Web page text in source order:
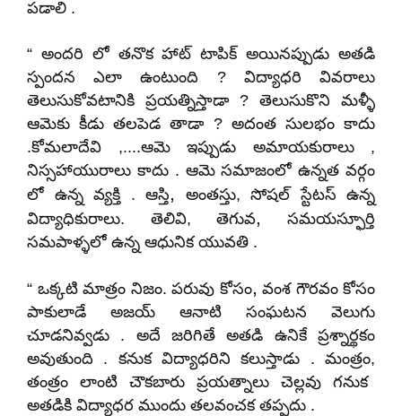
పడాలి .
“ అందరి లో తనొక హాట్ టాపిక్ అయినప్పుడు అతడి
స్పందన ఎలా ఉంటుంది ? విద్యాధరి వివరాలు
తెలుసుకోవటానికి ప్రయత్నిస్తాడా ? తెలుసుకొని మళ్ళీ
ఆమెకు కీడు తలపెడ తాడా ? అదంత సులభం కాదు
.కోమలాదేవి ,....ఆమె ఇప్పుడు అమాయకురాలు ,
నిస్సహాయురాలు కాదు . ఆమె సమాజంలో ఉన్నత వర్గం
లో ఉన్న వ్యక్తి . ఆస్తి, అంతస్తు, సోషల్ స్టేటస్ ఉన్న
విద్యాధికురాలు. తెలివి, తెగువ,
సమయస్ఫూర్తి
సమపాళ్ళలో ఉన్న ఆధునిక యువతి .
“ ఒక్కటి మాత్రం నిజం. పరువు కోసం, వంశ గౌరవం కోసం
పాకులాడే అజయ్ ఆనాటి సంఘటన వెలుగు
చూడనివ్వడు . అదే జరిగితే అతడి ఉనికే ప్రశ్నార్థకం
అవుతుంది . కనుక విద్యాధరిని కలుస్తాడు . మంత్రం,
తంత్రం లాంటి చౌకబారు ప్రయత్నాలు చెల్లవు గనుక
అతడికి విద్యాధర ముందు తలవంచక తప్పదు .